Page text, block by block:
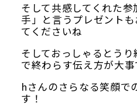
そして共感してくれた
手」と言うプレゼント
てくださいね
そしておっしゃるとう
で終わらす伝え方が大事
hさんのさらなる笑顔で
す！